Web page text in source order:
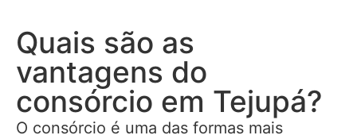
Quais são as
vantagens do
consórcio em Tejupá?
O consórcio é uma das formas mais